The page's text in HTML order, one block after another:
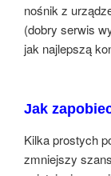
nośnik z
(dobry serwis
jak najlepszą
Jak
Kilka prostych
zmniejszy